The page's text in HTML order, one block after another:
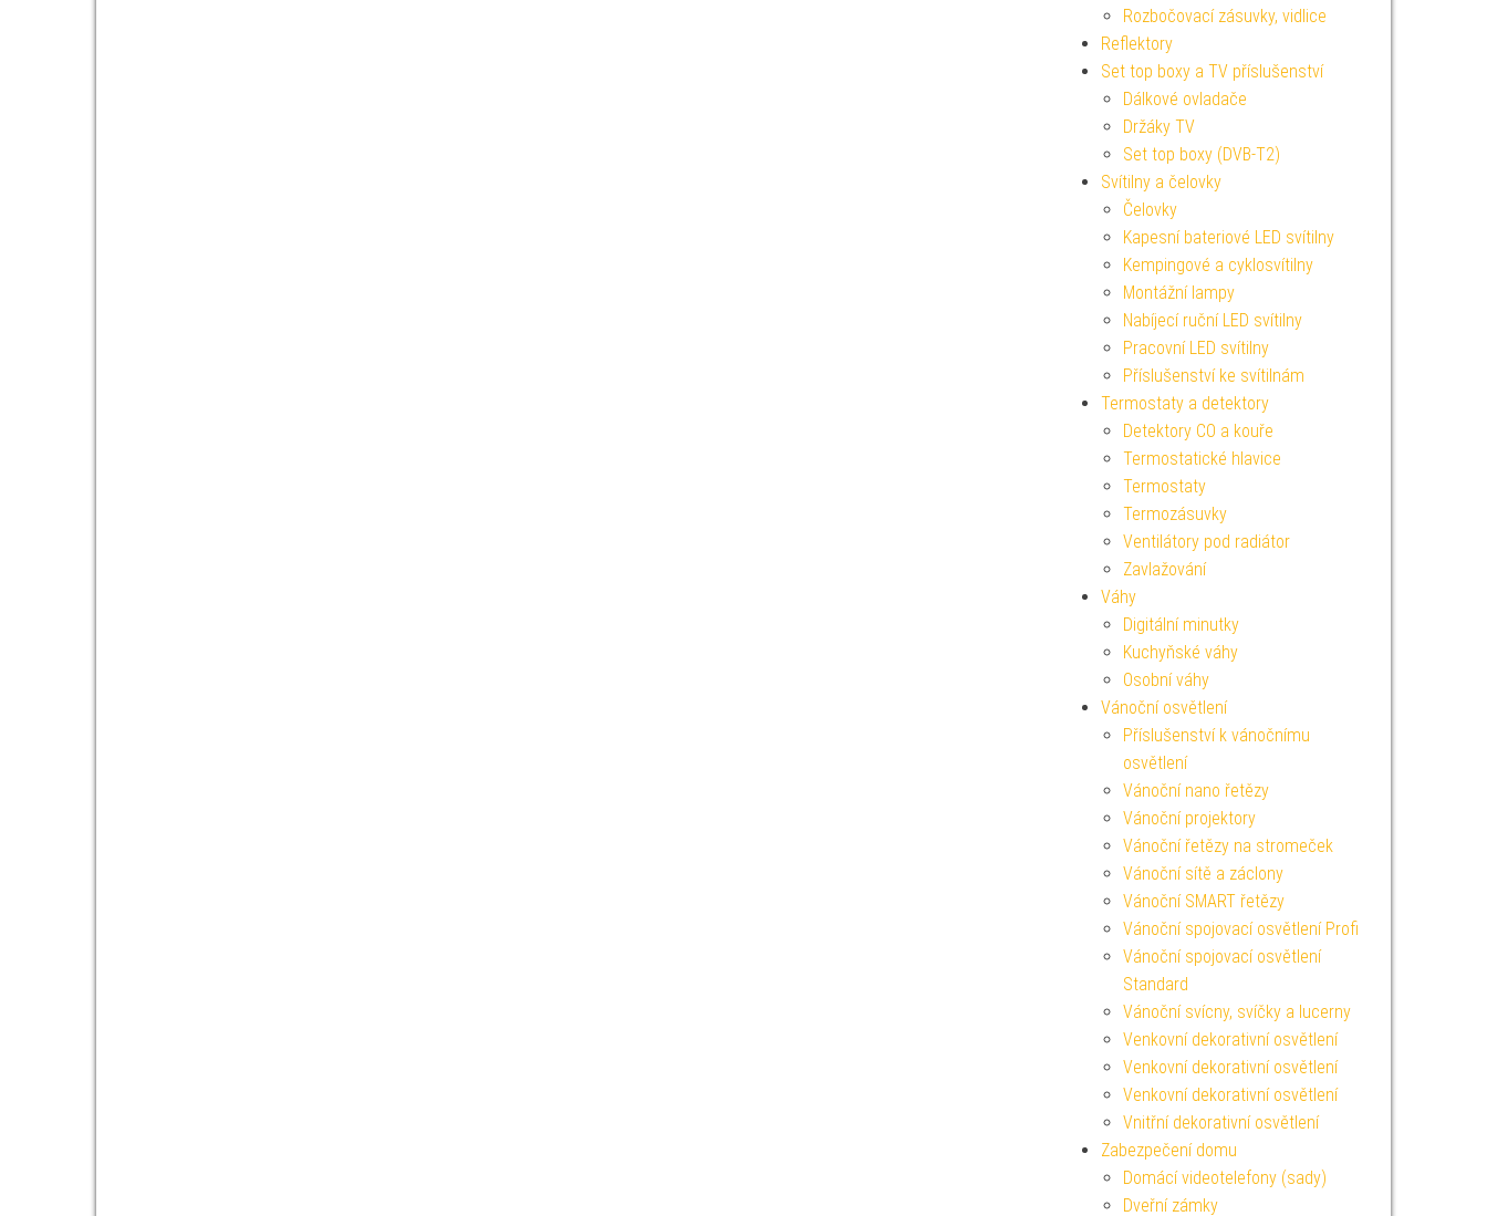
Rozbočovací zásuvky, vidlice
Reflektory
Set top boxy a TV příslušenství
Dálkové ovladače
Držáky TV
Set top boxy (DVB-T2)
Svítilny a čelovky
Čelovky
Kapesní bateriové LED svítilny
Kempingové a cyklosvítilny
Montážní lampy
Nabíjecí ruční LED svítilny
Pracovní LED svítilny
Příslušenství ke svítilnám
Termostaty a detektory
Detektory CO a kouře
Termostatické hlavice
Termostaty
Termozásuvky
Ventilátory pod radiátor
Zavlažování
Váhy
Digitální minutky
Kuchyňské váhy
Osobní váhy
Vánoční osvětlení
Příslušenství k vánočnímu
osvětlení
Vánoční nano řetězy
Vánoční projektory
Vánoční řetězy na stromeček
Vánoční sítě a záclony
Vánoční SMART řetězy
Vánoční spojovací osvětlení Profi
Vánoční spojovací osvětlení
Standard
Vánoční svícny, svíčky a lucerny
Venkovní dekorativní osvětlení
Venkovní dekorativní osvětlení
Venkovní dekorativní osvětlení
Vnitřní dekorativní osvětlení
Zabezpečení domu
Domácí videotelefony (sady)
Dveřní zámky